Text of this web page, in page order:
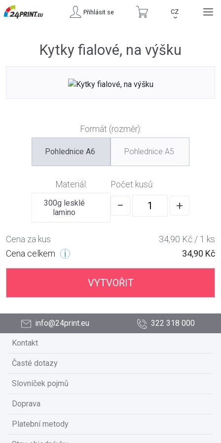
Přihlásit se CZ
›
Kytky fialové, na výšku
Formát (rozměr):
Pohlednice A6 Pohlednice A5
Materiál:
300g lesklé
lamino
Počet kusů:
− +
Cena za kus
34,90 Kč / 1 ks
Cena celkem
34,90 Kč
VYTVOŘIT
info@24print.eu 322 318 000
Kontakt
Časté dotazy
Slovníček pojmů
Doprava
Platební metody